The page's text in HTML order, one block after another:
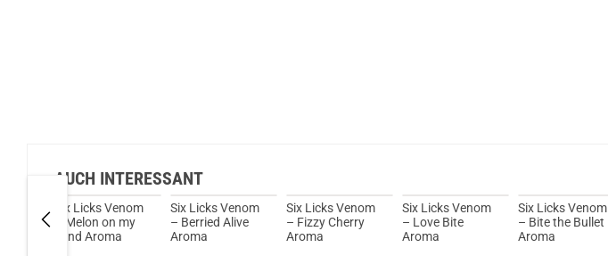
AUCH INTERESSANT
Six Licks Venom
– Melon on my
Mind Aroma
Six Licks Venom
– Berried Alive
Aroma
Six Licks Venom
– Fizzy Cherry
Aroma
Six Licks Venom
– Love Bite
Aroma
Six Licks Venom
– Bite the Bullet
Aroma